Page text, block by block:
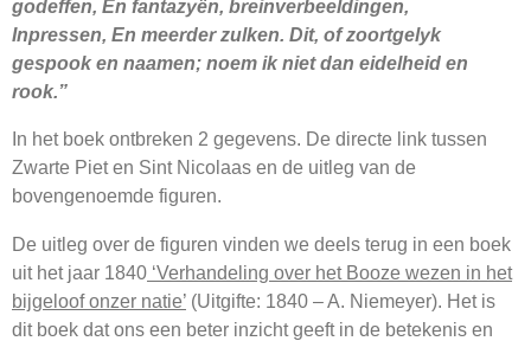
godeffen, En fantazyën, breinverbeeldingen,
Inpressen, En meerder zulken. Dit, of zoortgelyk
gespook en naamen; noem ik niet dan eidelheid en
rook.”
In het boek ontbreken 2 gegevens. De directe link tussen
Zwarte Piet en Sint Nicolaas en de uitleg van de
bovengenoemde figuren.
De uitleg over de figuren vinden we deels terug in een boek
uit het jaar 1840 ‘Verhandeling over het Booze wezen in het
bijgeloof onzer natie’ (Uitgifte: 1840 – A. Niemeyer). Het is
dit boek dat ons een beter inzicht geeft in de betekenis en